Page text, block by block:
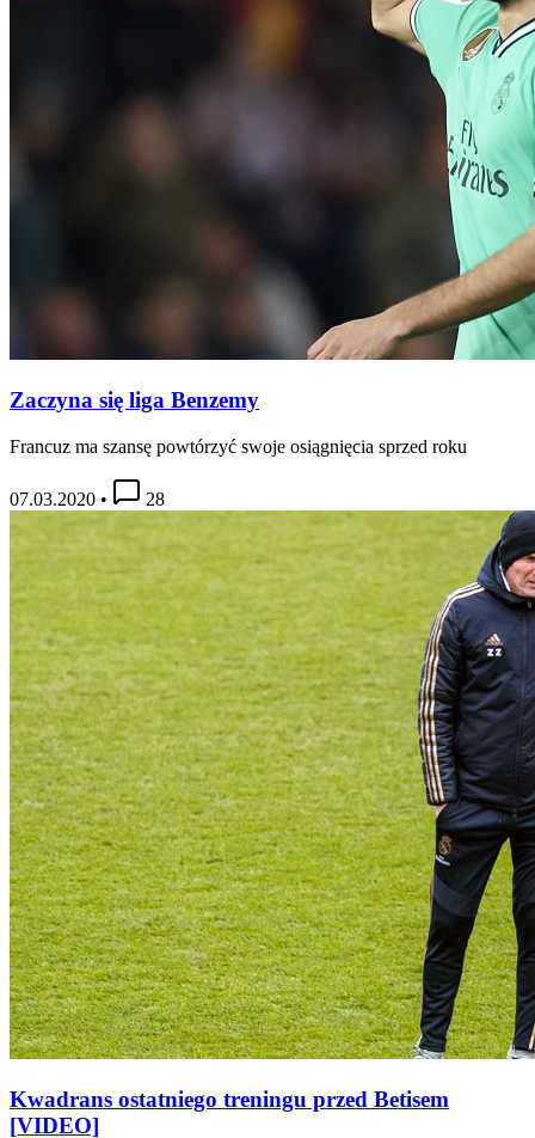
Zaczyna się liga Benzemy
Francuz ma szansę powtórzyć swoje osiągnięcia sprzed roku
07.03.2020 • 28
Kwadrans ostatniego treningu przed Betisem
[VIDEO]